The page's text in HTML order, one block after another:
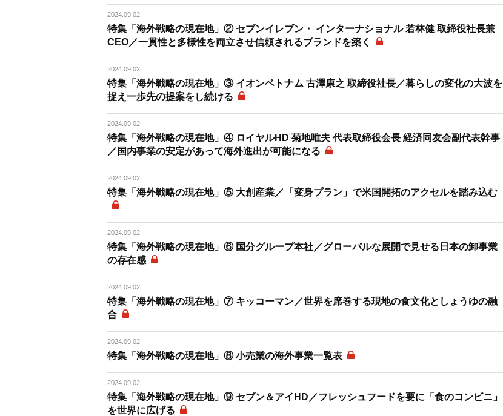
2024.09.02
特集「海外戦略の現在地」② セブンイレブン・ インターナショナル 若林健 取締役社長兼
CEO／一貫性と多様性を両立させ信頼されるブランドを築く
2024.09.02
特集「海外戦略の現在地」③ イオンベトナム 古澤康之 取締役社長／暮らしの変化の大波を
捉え一歩先の提案をし続ける
2024.09.02
特集「海外戦略の現在地」④ ロイヤルHD 菊地唯夫 代表取締役会長 経済同友会副代表幹事
／国内事業の安定があって海外進出が可能になる
2024.09.02
特集「海外戦略の現在地」⑤ 大創産業／「変身プラン」で米国開拓のアクセルを踏み込む
2024.09.02
特集「海外戦略の現在地」⑥ 国分グループ本社／グローバルな展開で見せる日本の卸事業
の存在感
2024.09.02
特集「海外戦略の現在地」⑦ キッコーマン／世界を席巻する現地の食文化としょうゆの融
合
2024.09.02
特集「海外戦略の現在地」⑧ 小売業の海外事業一覧表
2024.09.02
特集「海外戦略の現在地」⑨ セブン＆アイHD／フレッシュフードを要に「食のコンビニ」
を世界に広げる